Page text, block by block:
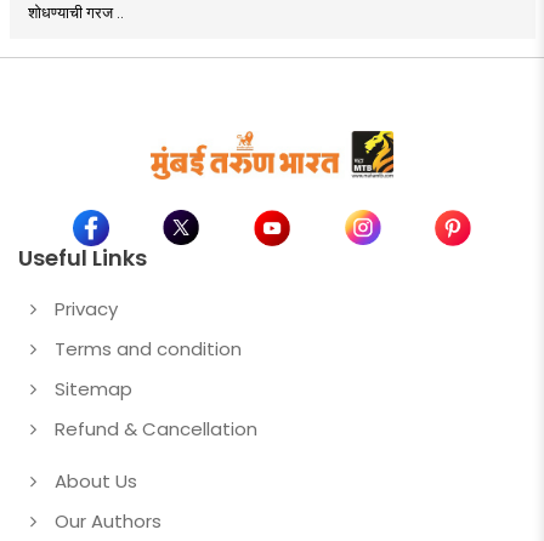
शोधण्याची गरज ..
Useful Links
Privacy
Terms and condition
Sitemap
Refund & Cancellation
About Us
Our Authors